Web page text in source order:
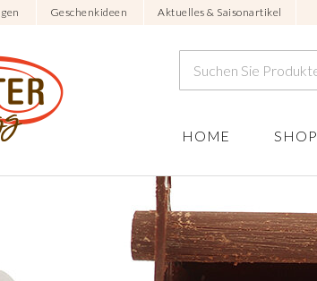
Geschenkideen Aktuelles & Saisonartikel
HOME SHOP